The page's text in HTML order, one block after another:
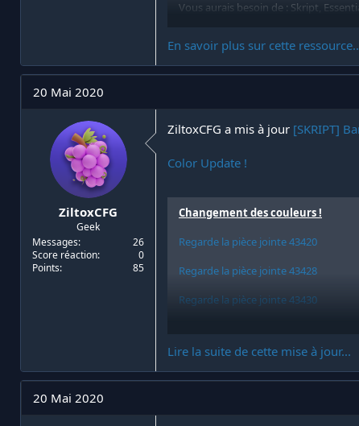
Vous aurais besoin de : Skript,
tempban_permission: Bans.tempban
kick_permission: Bans.kick
unban_permission: Bans.unban
En savoir plus sur cette
20 Mai 2020
ZiltoxCFG
Geek
Messages
26
Score réaction
0
Points
85
ZiltoxCFG a mis à jour [SKRIPT]
Color Update !
Changement des couleurs !
Regarde la pièce jointe 43420
Regarde la pièce jointe 43428
Regarde la pièce jointe 43430
Lire la suite de cette mise à jour...
20 Mai 2020